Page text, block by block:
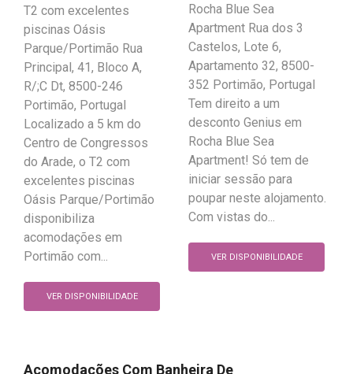
T2 com excelentes
piscinas Oásis
Parque/Portimão Rua
Principal, 41, Bloco A,
R/;C Dt, 8500-246
Portimão, Portugal
Localizado a 5 km do
Centro de Congressos
do Arade, o T2 com
excelentes piscinas
Oásis Parque/Portimão
disponibiliza
acomodações em
Portimão com...
VER DISPONIBILIDADE
Rocha Blue Sea
Apartment Rua dos 3
Castelos, Lote 6,
Apartamento 32, 8500-
352 Portimão, Portugal
Tem direito a um
desconto Genius em
Rocha Blue Sea
Apartment! Só tem de
iniciar sessão para
poupar neste alojamento.
Com vistas do...
VER DISPONIBILIDADE
Acomodações Com Banheira De